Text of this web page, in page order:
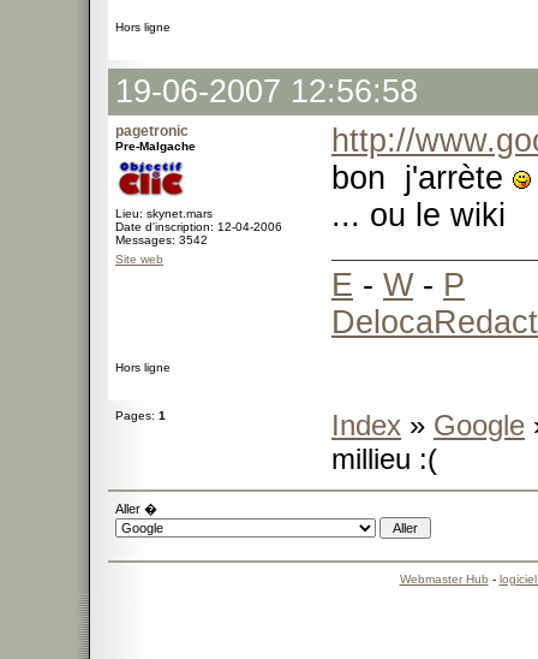
Hors ligne
19-06-2007 12:56:58
pagetronic
Pre-Malgache
Lieu: skynet.mars
Date d'inscription: 12-04-2006
Messages: 3542
Site web
http://
bon j'arrète
... ou le wiki
E - W- P
Hors ligne
Pages: 1 Index » Google
millieu :(
Aller �
Webmaster Hub -